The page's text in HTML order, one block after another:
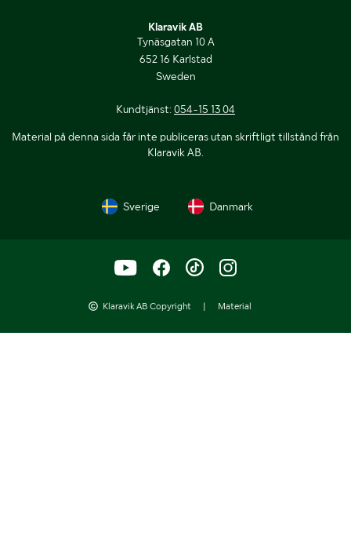
Klaravik AB
Tynäsgatan 10 A
652 16 Karlstad
Sweden
Kundtjänst: 054-15 13 04
Material på denna sida får inte publiceras utan skriftligt tillstånd från
Klaravik AB.
Sverige Danmark
Klaravik AB Copyright | Material